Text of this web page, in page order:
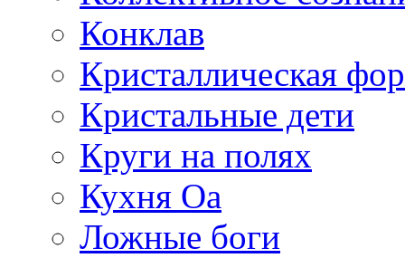
Конклав
Кристаллическая
Кристальные дети
Круги на полях
Кухня Оа
Ложные боги